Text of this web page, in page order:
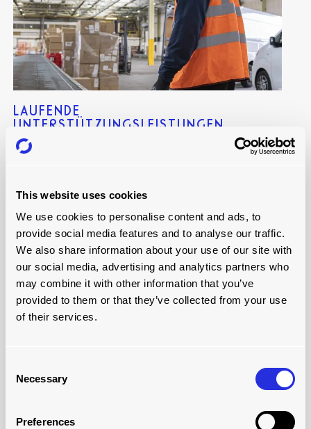
This website uses cookies
We use cookies to personalise content and ads, to
provide social media features and to analyse our traffic.
We also share information about your use of our site with
our social media, advertising and analytics partners who
may combine it with other information that you’ve
provided to them or that they’ve collected from your use
of their services.
Selection
Necessary
Preferences
LAUFENDE
UNTERSTÜTZUNGSLEISTUNGEN
Dienstleistungen
die führende Komplettlösung für den Service von
Förderbändern in Großbritannien anzubieten, damit
Ihr Betrieb reibungslos läuft.
Unsere Dienstleistungen umfassen ein 27/7 365 Tage im
Jahr Pannen- und Reparaturpaket für Förderanlagen, bei
dem unser Team von hochqualifizierten, spezialisierten
Technikern mit einem voll ausgestatteten Transporter mit
Ersatzteilen anreist, um Ihre Förderanlage zu reparieren
unerlässlich für Unternehmen, die eine maximale
Betriebszeit für ihren Betrieb sicherstellen wollen, indem
gefunden und behoben werden.